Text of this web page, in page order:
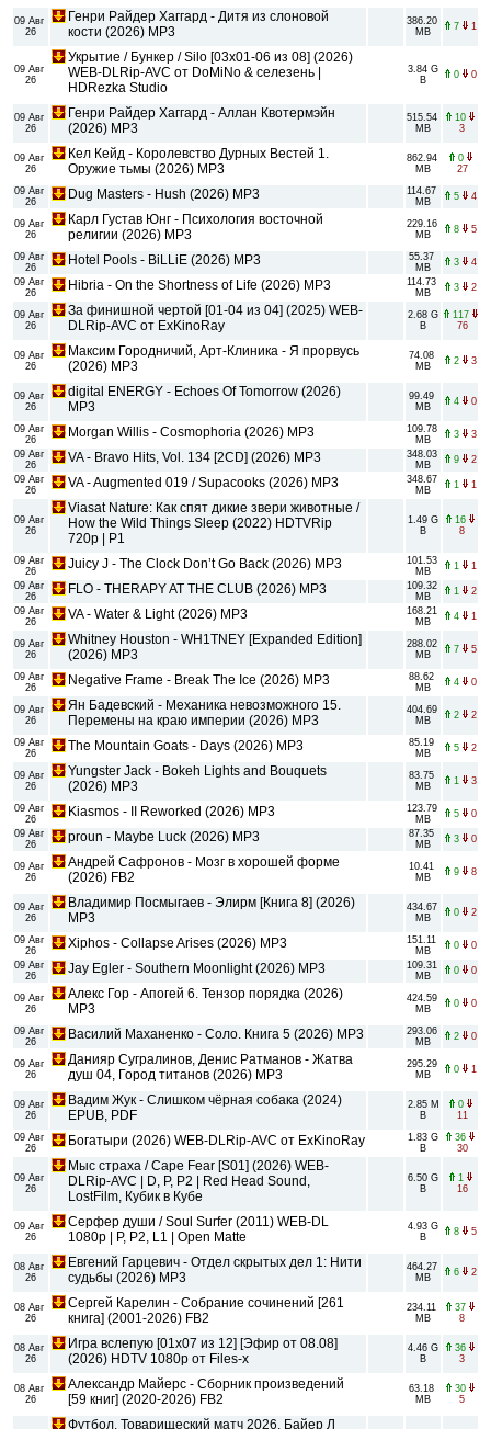
09 Авг
26
Генри Райдер Хаггард - Дитя из слоновой
кости (2026) MP3
386.20
MB
7 1
09 Авг
26
Укрытие / Бункер / Silo [03х01-06 из 08] (2026)
WEB-DLRip-AVC от DoMiNo & селезень |
HDRezka Studio
3.84 G
B
0 0
09 Авг
26
Генри Райдер Хаггард - Аллан Квотермэйн
(2026) MP3
515.54
MB
10
3
09 Авг
26
Кел Кейд - Королевство Дурных Вестей 1.
Оружие тьмы (2026) МР3
862.94
MB
0
27
09 Авг
26
Dug Masters - Hush (2026) MP3
114.67
MB
5 4
09 Авг
26
Карл Густав Юнг - Психология восточной
религии (2026) МР3
229.16
MB
8 5
09 Авг
26
Hotel Pools - BiLLiE (2026) MP3
55.37
MB
3
4
09 Авг
26
Hibria - On the Shortness of Life (2026) MP3
114.73
MB
3 2
09 Авг
26
За финишной чертой [01-04 из 04] (2025) WEB-
DLRip-AVC от ExKinoRay
2.68 G
B
117
76
09 Авг
26
Максим Городничий, Арт-Клиника - Я прорвусь
(2026) MP3
74.08
MB
2 3
09 Авг
26
digital ENERGY - Echoes Of Tomorrow (2026)
MP3
99.49
MB
4 0
09 Авг
26
Morgan Willis - Cosmophoria (2026) MP3
109.78
MB
3
3
09 Авг
26
VA - Bravo Hits, Vol. 134 [2CD] (2026) MP3
348.03
MB
9
2
09 Авг
26
VA - Augmented 019 / Supacooks (2026) MP3
348.67
MB
1 1
09 Авг
26
Viasat Nature: Как спят дикие звери животные /
How the Wild Things Sleep (2022) HDTVRip
720p | Р1
1.49 G
B
16
8
09 Авг
26
Juicy J - The Clock Don’t Go Back (2026) MP3
101.53
MB
1
1
09 Авг
26
FLO - THERAPY AT THE CLUB (2026) MP3
109.32
MB
1
2
09 Авг
26
VA - Water & Light (2026) MP3
168.21
MB
4 1
09 Авг
26
Whitney Houston - WH1TNEY [Expanded Edition]
(2026) MP3
288.02
MB
7 5
09 Авг
26
Negative Frame - Break The Ice (2026) MP3
88.62
MB
4 0
09 Авг
26
Ян Бадевский - Механика невозможного 15.
Перемены на краю империи (2026) МР3
404.69
MB
2 2
09 Авг
26
The Mountain Goats - Days (2026) MP3
85.19
MB
5 2
09 Авг
26
Yungster Jack - Bokeh Lights and Bouquets
(2026) MP3
83.75
MB
1 3
09 Авг
26
Kiasmos - II Reworked (2026) MP3
123.79
MB
5
0
09 Авг
26
proun - Maybe Luck (2026) MP3
87.35
MB
3 0
09 Авг
26
Андрей Сафронов - Мозг в хорошей форме
(2026) FB2
10.41
MB
9 8
09 Авг
26
Владимир Посмыгаев - Элирм [Книга 8] (2026)
MP3
434.67
MB
0 2
09 Авг
26
Xiphos - Collapse Arises (2026) MP3
151.11
MB
0
0
09 Авг
26
Jay Egler - Southern Moonlight (2026) MP3
109.31
MB
0 0
09 Авг
26
Алекс Гор - Апогей 6. Тензор порядка (2026)
MP3
424.59
MB
0 0
09 Авг
26
Василий Маханенко - Соло. Книга 5 (2026) МР3
293.06
MB
2 0
09 Авг
26
Данияр Сугралинов, Денис Ратманов - Жатва
душ 04, Город титанов (2026) МР3
295.29
MB
0 1
09 Авг
26
Вадим Жук - Слишком чёрная собака (2024)
EPUB, PDF
2.85 M
B
0
11
09 Авг
26
Богатыри (2026) WEB-DLRip-AVC от ExKinoRay
1.83 G
B
36
30
09 Авг
26
Мыс страха / Cape Fear [S01] (2026) WEB-
DLRip-AVC | D, P, P2 | Red Head Sound,
LostFilm, Кубик в Кубе
6.50 G
B
1
16
09 Авг
26
Серфер души / Soul Surfer (2011) WEB-DL
1080p | P, P2, L1 | Open Matte
4.93 G
B
8 5
08 Авг
26
Евгений Гарцевич - Отдел скрытых дел 1: Нити
судьбы (2026) MP3
464.27
MB
6 2
08 Авг
26
Сергей Карелин - Собрание сочинений [261
книга] (2001-2026) FB2
234.11
MB
37
8
08 Авг
26
Игра вслепую [01x07 из 12] [Эфир от 08.08]
(2026) HDTV 1080р от Files-x
4.46 G
B
36
3
08 Авг
26
Александр Майерс - Сборник произведений
[59 книг] (2020-2026) FB2
63.18
MB
30
5
Футбол. Товарищеский матч 2026. Байер Л